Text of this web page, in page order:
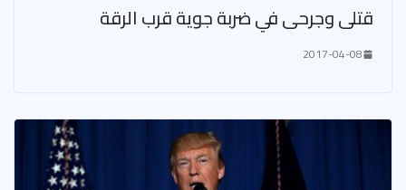
قتلى وجرحى في ضربة جوية قرب الرقة
2017-04-08